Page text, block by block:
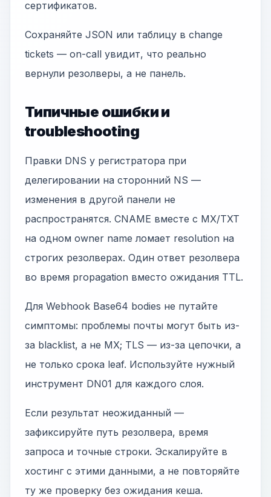
сертификатов.
Сохраняйте JSON или таблицу в change
tickets — on-call увидит, что реально
вернули резолверы, а не панель.
Типичные ошибки и
troubleshooting
Правки DNS у регистратора при
делегировании на сторонний NS —
изменения в другой панели не
распространятся. CNAME вместе с MX/TXT
на одном owner name ломает resolution на
строгих резолверах. Один ответ резолвера
во время propagation вместо ожидания TTL.
Для Webhook Base64 bodies не путайте
симптомы: проблемы почты могут быть из-
за blacklist, а не MX; TLS — из-за цепочки, а
не только срока leaf. Используйте нужный
инструмент DN01 для каждого слоя.
Если результат неожиданный —
зафиксируйте путь резолвера, время
запроса и точные строки. Эскалируйте в
хостинг с этими данными, а не повторяйте
ту же проверку без ожидания кеша.